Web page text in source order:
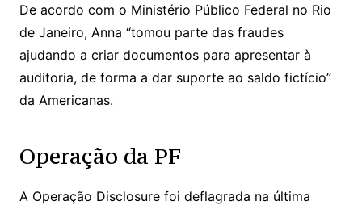
De acordo com o Ministério Público Federal no Rio
de Janeiro, Anna “tomou parte das fraudes
ajudando a criar documentos para apresentar à
auditoria, de forma a dar suporte ao saldo fictício”
da Americanas.
Operação da PF
A Operação Disclosure foi deflagrada na última